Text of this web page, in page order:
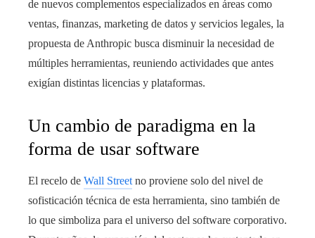
de nuevos complementos especializados en áreas como
ventas, finanzas, marketing de datos y servicios legales, la
propuesta de Anthropic busca disminuir la necesidad de
múltiples herramientas, reuniendo actividades que antes
exigían distintas licencias y plataformas.
Un cambio de paradigma en la
forma de usar software
El recelo de Wall Street no proviene solo del nivel de
sofisticación técnica de esta herramienta, sino también de
lo que simboliza para el universo del software corporativo.